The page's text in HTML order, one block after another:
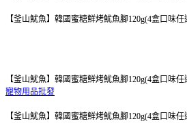
【釜山魷魚】韓國蜜糖鮮烤魷魚腳120g(4盒口味
【釜山魷魚】韓國蜜糖鮮烤魷魚腳120g(4盒口味
寵物用品批發
【釜山魷魚】韓國蜜糖鮮烤魷魚腳120g(4盒口味任